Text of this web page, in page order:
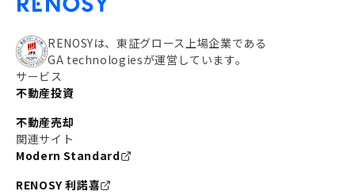
RENOSYは、東証グロース上場企業である
GA technologiesが運営しています。
サービス
不動産投資
不動産売却
関連サイト
Modern Standard
RENOSY 利諾喜